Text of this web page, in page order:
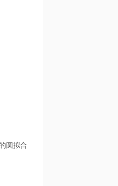
圆拟合